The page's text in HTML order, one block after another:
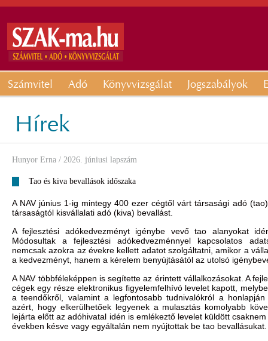
Számvitel Adó Könyvvizsgálat Jogszabályok
Hírek
Hunyor Erna / 2026. júniusi lapszám
Tao és kiva bevallások időszaka
A NAV június 1-ig mintegy 400 ezer cégtől várt társasági adó
társaságtól kisvállalati adó (kiva) bevallást.
A fejlesztési adókedvezményt igénybe vevő tao alanyokat
Módosultak a fejlesztési adókedvezménnyel kapcsolatos
nemcsak azokra az évekre kellett adatot szolgáltatni, amikor a
a kedvezményt, hanem a kérelem benyújtásától az utolsó
A NAV többféleképpen is segítette az érintett vállalkozásokat. A
cégek egy része elektronikus figyelemfelhívó levelet kapott,
a teendőkről, valamint a legfontosabb tudnivalókról a
azért, hogy elkerülhetőek legyenek a mulasztás komolyabb
lejárta előtt az adóhivatal idén is emlékeztő levelet küldött
években késve vagy egyáltalán nem nyújtottak be tao bevallásukat.